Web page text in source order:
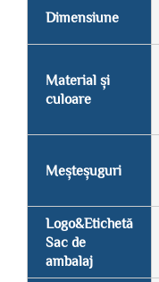
Dimensiune
Material și
culoare
Meșteșuguri
Logo&Etichetă
Sac de
ambalaj